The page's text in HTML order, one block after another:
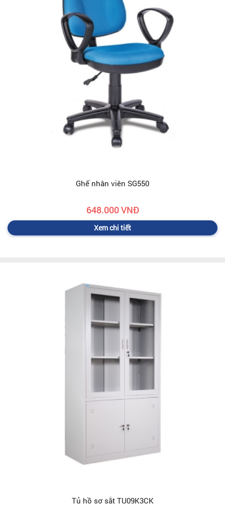
Ghế nhân viên SG550
648.000 VNĐ
Xem chi tiết
Tủ hồ sơ sắt TU09K3CK